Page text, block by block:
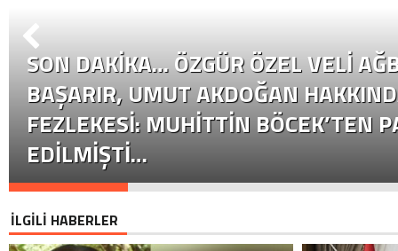
SON DAKİKA… ÖZGÜR ÖZEL VELI
BAŞARIR, UMUT AKDOĞAN
FEZLEKESI: MUHITTIN BÖCEK’TEN
EDILMIŞTI…
İLGİLİ HABERLER